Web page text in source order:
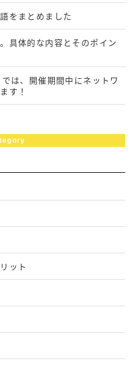
をまとめました
具体的な内容とそのポイン
は、開催期間中にネットワ
す！
ット